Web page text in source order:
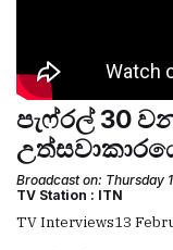
පැෆ්රල් 30
Broadcast on: Thursday
TV Station : ITN
TV Interviews13